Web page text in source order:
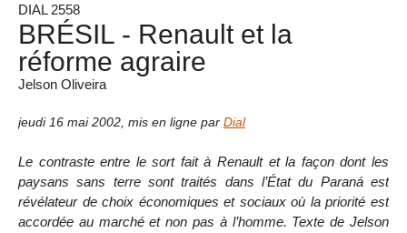
DIAL 2558
BRÉSIL - Renault et la
réforme agraire
Jelson Oliveira
jeudi 16 mai 2002 mis en ligne par Dial
Le contraste entre le sort fait à Renault et la façon dont les
paysans sans terre sont traités dans l’État du Paraná est
révélateur de choix économiques et sociaux où la priorité est
accordée au marché et non pas à l’homme. Texte de Jelson